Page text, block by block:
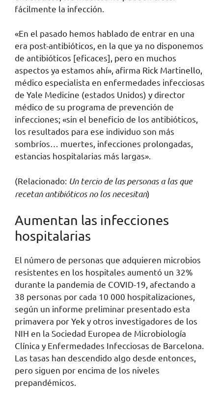
fácilmente la infección.
«En el pasado hemos hablado de entrar en una
era post-antibióticos, en la que ya no disponemos
de antibióticos [eficaces], pero en muchos
aspectos ya estamos ahí», afirma Rick Martinello,
médico especialista en enfermedades infecciosas
de Yale Medicine (estados Unidos) y director
médico de su programa de prevención de
infecciones; «sin el beneficio de los antibióticos,
los resultados para ese individuo son más
sombríos… muertes, infecciones prolongadas,
estancias hospitalarias más largas».
(Relacionado: Un tercio de las personas a las que
recetan antibióticos no los necesitan)
Aumentan las infecciones
hospitalarias
El número de personas que adquieren microbios
resistentes en los hospitales aumentó un 32%
durante la pandemia de COVID-19, afectando a
38 personas por cada 10 000 hospitalizaciones,
según un informe preliminar presentado esta
primavera por Yek y otros investigadores de los
NIH en la Sociedad Europea de Microbiología
Clínica y Enfermedades Infecciosas de Barcelona.
Las tasas han descendido algo desde entonces,
pero siguen por encima de los niveles
prepandémicos.